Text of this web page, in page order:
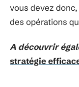
vous devez
des opérations
A découvrir
stratégie